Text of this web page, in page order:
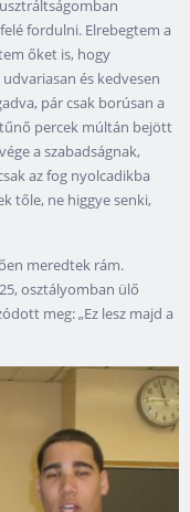
fordulni. Elrebegtem a
őket is, hogy
és kedvesen
pár csak borúsan a
percek múltán bejött
a szabadságnak,
az fog nyolcadikba
tőle, ne higgye senki,
meredtek rám.
osztályomban ülő
meg: „Ez lesz majd a